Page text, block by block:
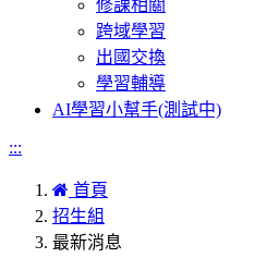
修課相關
跨域學習
出國交換
學習輔導
AI學習小幫手(測試中)
:::
首頁
招生組
最新消息